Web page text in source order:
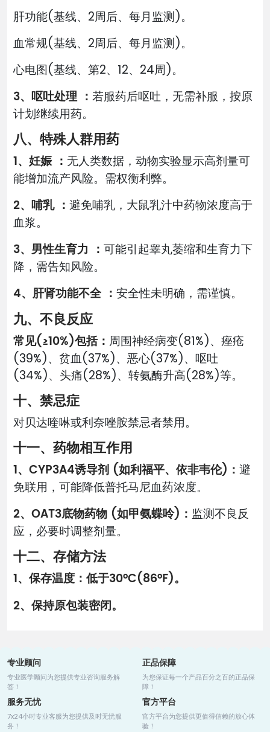
肝功能(基线、2周后、每月监测)。
血常规(基线、2周后、每月监测)。
心电图(基线、第2、12、24周)。
3、呕吐处理 ： 若服药后呕吐，无需补服，按原
计划继续用药。
八、特殊人群用药
1、妊娠 ： 无人类数据，动物实验显示高剂量可
能增加流产风险。需权衡利弊。
2、哺乳 ： 避免哺乳，大鼠乳汁中药物浓度高于
血浆。
3、男性生育力 ： 可能引起睾丸萎缩和生育力下
降，需告知风险。
4、肝肾功能不全 ： 安全性未明确，需谨慎。
九、不良反应
常见(≥10%)包括： 周围神经病变(81%)、痤疮
(39%)、贫血(37%)、恶心(37%)、呕吐
(34%)、头痛(28%)、转氨酶升高(28%)等。
十、禁忌症
对贝达喹啉或利奈唑胺禁忌者禁用。
十一、药物相互作用
1、CYP3A4诱导剂 (如利福平、依非韦伦)： 避
免联用，可能降低普托马尼血药浓度。
2、OAT3底物药物 (如甲氨蝶呤)： 监测不良反
应，必要时调整剂量。
十二、存储方法
1、保存温度：低于30°C(86°F)。
2、保持原包装密闭。
专业顾问
专业医学顾问为您提供专业咨询服务解
答！
正品保障
为您保证每一个产品百分之百的正品保
障！
服务无忧
7x24小时专业客服为您提供及时无忧服
务！
官方平台
官方平台为您提供更值得信赖的放心体
验！